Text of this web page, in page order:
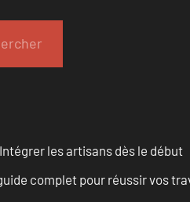
les artisans dès le début
complet pour réussir vos